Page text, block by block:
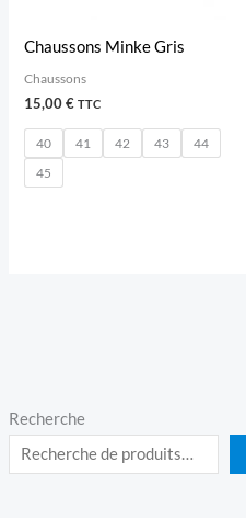
Recherche
Chaussons Minke Gris
Chaussons
15,00€ TTC
40 41 42 43
44
45